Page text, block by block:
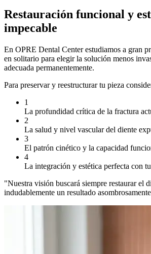
Restauración funcional y
impecable
En OPRE Dental Center estudiamos a gran
en solitario para elegir la solución menos
adecuada permanentemente.
Para preservar y reestructurar tu pieza
1
La profundidad crítica de la fractura
2
La salud y nivel vascular del diente
3
El patrón cinético y la capacidad
4
La integración y estética perfecta con
"Nuestra visión buscará siempre restaurar el
indudablemente un resultado